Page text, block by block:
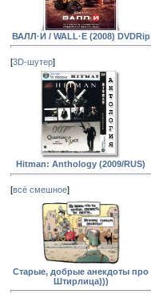
ВАЛЛ·И / WALL·E (2008) DVDRip
[3D-шутер]
Hitman: Anthology (2009/RUS)
[всё смешное]
Старые, добрые анекдоты про
Штирлица)))